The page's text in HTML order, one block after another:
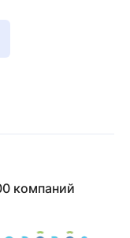
компаний